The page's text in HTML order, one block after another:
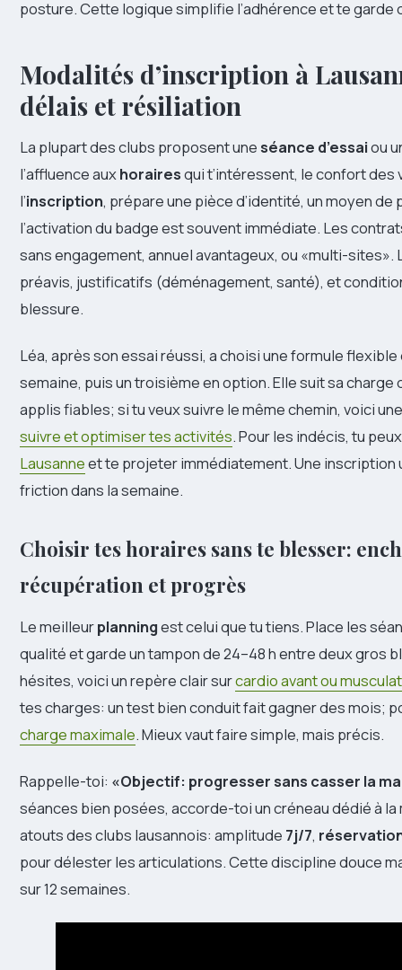
posture. Cette logique simplifie l’adhérence et te garde
Modalités d’inscription à
délais et résiliation
La plupart des clubs proposent uneséance d’essaiou
l’affluence auxhorairesqui t’intéressent, le confort des
l’inscription, prépare une pièce d’identité, un moyen
l’activation du badge est souvent immédiate. Les
sans engagement, annuel avantageux, ou «multi-sites».
préavis, justificatifs (déménagement, santé), et
blessure.
Léa, après son essai réussi, a choisi une formule
semaine, puis un troisième en option. Elle suit sa
applis fiables; si tu veux suivre le même chemin, voici
suivre et optimiser tes activités. Pour les indécis, tu
Lausanneet te projeter immédiatement. Une inscription
friction dans la semaine.
Choisir tes horaires sans te blesser:
récupération et progrès
Le meilleurplanningest celui que tu tiens. Place les
qualité et garde un tampon de 24–48 h entre deux gros
hésites, voici un repère clair surcardio avant ou
tes charges: un test bien conduit fait gagner des mois;
charge maximale. Mieux vaut faire simple, mais précis.
Rappelle-toi: «Objectif: progresser sans casser la
séances bien posées, accorde-toi un créneau dédié à
atouts des clubs lausannois: amplitude 7j/7,
pour délester les articulations. Cette discipline douce
sur 12 semaines.